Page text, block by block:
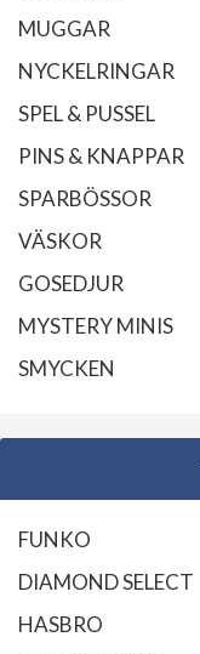
MUGGAR
NYCKELRINGAR
SPEL & PUSSEL
PINS & KNAPPAR
SPARBÖSSOR
VÄSKOR
GOSEDJUR
MYSTERY MINIS
SMYCKEN
FUNKO
DIAMOND SELECT
HASBRO